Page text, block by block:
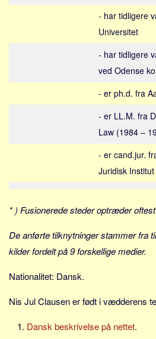
Forbrug
Transport
Aspekter
Køb og salg
Jura og regler
Alle
Meta
Dokumenttyper
Emner
Skribenter
Steder
- har tidligere
Universitet
- har tidligere
ved Odense
- er ph.d. fra
- er LL.M. fra
Law (1984 –
- er cand.jur.
Juridisk
* ) Fusionerede steder optræder
De anførte tilknytninger stammer fra
kilder fordelt på 9 forskellige medier.
Nationalitet: Dansk.
Nis Jul Clausen er født i vædderens
Dansk beskrivelse på nettet.